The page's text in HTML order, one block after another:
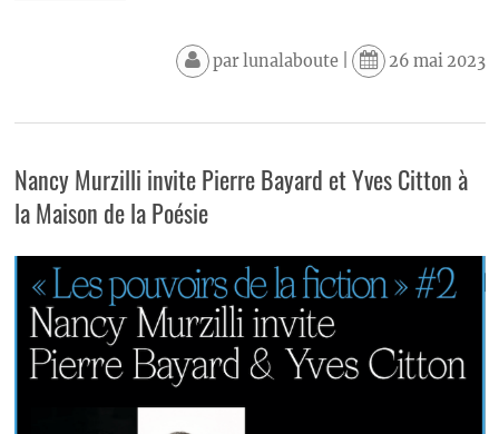
parlunalaboute| 26 mai 2023
Nancy Murzilli invite Pierre Bayard et Yves Citton à
la Maison de la Poésie